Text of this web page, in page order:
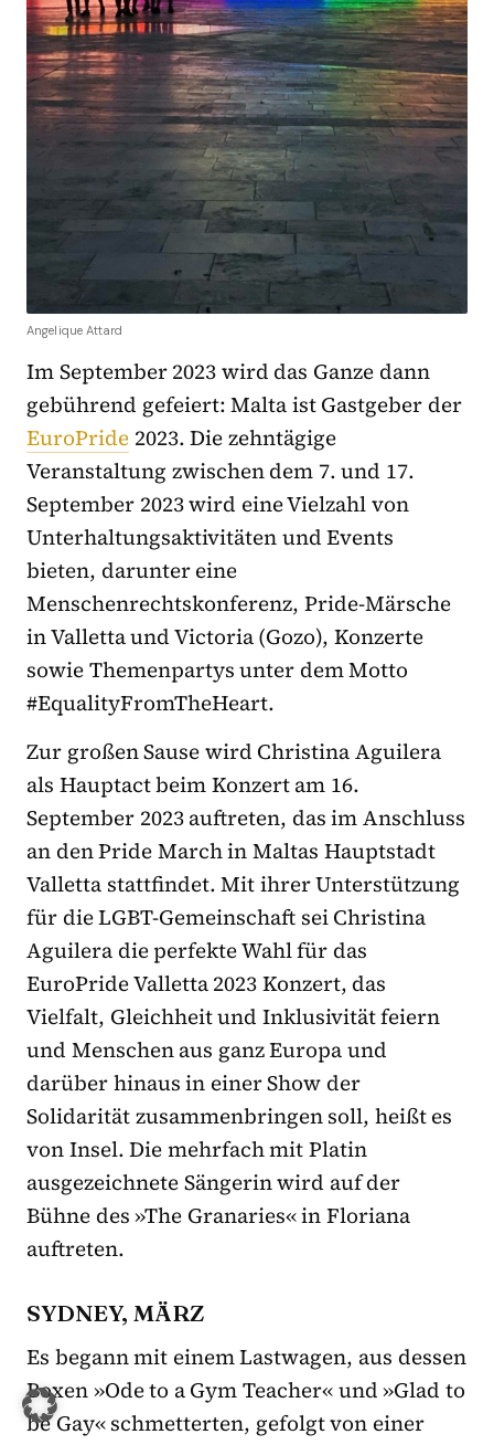
Angelique Attard
Im September 2023 wird das Ganze dann
gebührend gefeiert: Malta ist Gastgeber der
EuroPride 2023. Die zehntägige
Veranstaltung zwischen dem 7. und 17.
September 2023 wird eine Vielzahl von
Unterhaltungsaktivitäten und Events
bieten, darunter eine
Menschenrechtskonferenz, Pride-Märsche
in Valletta und Victoria (Gozo), Konzerte
sowie Themenpartys unter dem Motto
#EqualityFromTheHeart.
Zur großen Sause wird Christina Aguilera
als Hauptact beim Konzert am 16.
September 2023 auftreten, das im Anschluss
an den Pride March in Maltas Hauptstadt
Valletta stattfindet. Mit ihrer Unterstützung
für die LGBT-Gemeinschaft sei Christina
Aguilera die perfekte Wahl für das
EuroPride Valletta 2023 Konzert, das
Vielfalt, Gleichheit und Inklusivität feiern
und Menschen aus ganz Europa und
darüber hinaus in einer Show der
Solidarität zusammenbringen soll, heißt es
von Insel. Die mehrfach mit Platin
ausgezeichnete Sängerin wird auf der
Bühne des »The Granaries« in Floriana
auftreten.
SYDNEY, MÄRZ
Es begann mit einem Lastwagen, aus dessen
Boxen »Ode to a Gym Teacher« und »Glad to
be Gay« schmetterten, gefolgt von einer